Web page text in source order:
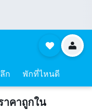
ก พักที่ไหนดี
าคาถูกใน